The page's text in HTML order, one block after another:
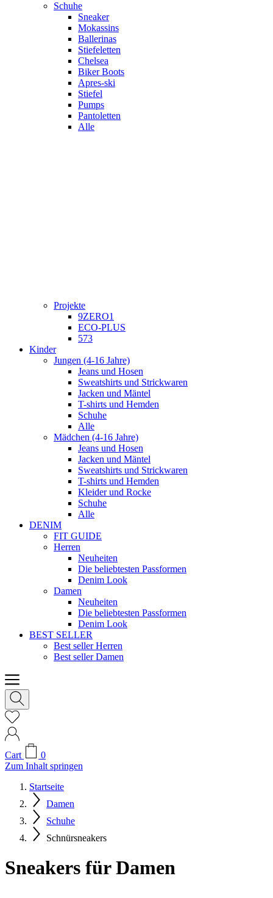
Schuhe
Sneaker
Mokassins
Ballerinas
Stiefeletten
Chelsea
Biker Boots
Apres-ski
Stiefel
Pumps
Pantoletten
Alle
Projekte
9ZERO1
ECO-PLUS
573
Kinder
Jungen (4-16 Jahre)
Jeans und Hosen
Sweatshirts und Strickwaren
Jacken und Mäntel
T-shirts und Hemden
Schuhe
Alle
Mädchen (4-16 Jahre)
Jeans und Hosen
Jacken und Mäntel
Sweatshirts und Strickwaren
T-shirts und Hemden
Kleider und Rocke
Schuhe
Alle
DENIM
FIT GUIDE
Herren
Neuheiten
Die beliebtesten Passformen
Denim Look
Damen
Neuheiten
Die beliebtesten Passformen
Denim Look
BEST SELLER
Best seller Herren
Best seller Damen
Cart
0
Zum Inhalt springen
Startseite
Damen
Schuhe
Schnürsneakers
Sneakers für Damen